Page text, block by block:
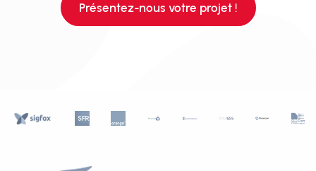
Présentez-nous votre projet !